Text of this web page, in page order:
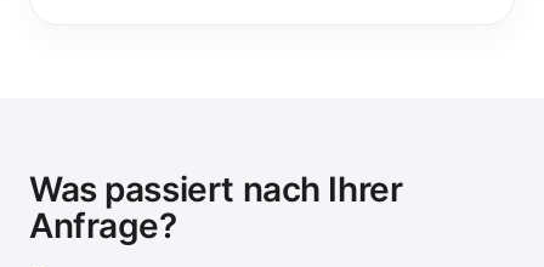
Was passiert nach Ihrer
Anfrage?